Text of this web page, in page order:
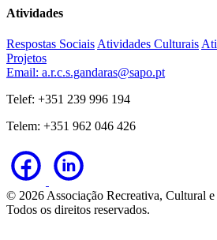
Atividades
Respostas Sociais Atividades Culturais
Projetos
Email: a.r.c.s.gandaras@sapo.pt
Telef: +351 239 996 194
Telem: +351 962 046 426
© 2026 Associação Recreativa, Cultural e
Todos os direitos reservados.